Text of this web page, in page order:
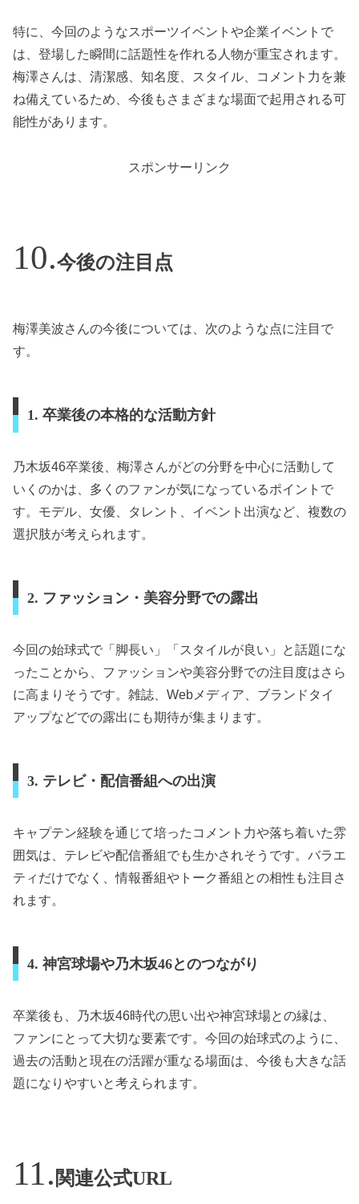
特に、今回のようなスポーツイベントや企業イベントで
は、登場した瞬間に話題性を作れる人物が重宝されます。
梅澤さんは、清潔感、知名度、スタイル、コメント力を兼
ね備えているため、今後もさまざまな場面で起用される可
能性があります。
スポンサーリンク
今後の注目点
梅澤美波さんの今後については、次のような点に注目で
す。
1. 卒業後の本格的な活動方針
乃木坂46卒業後、梅澤さんがどの分野を中心に活動して
いくのかは、多くのファンが気になっているポイントで
す。モデル、女優、タレント、イベント出演など、複数の
選択肢が考えられます。
2. ファッション・美容分野での露出
今回の始球式で「脚長い」「スタイルが良い」と話題にな
ったことから、ファッションや美容分野での注目度はさら
に高まりそうです。雑誌、Webメディア、ブランドタイ
アップなどでの露出にも期待が集まります。
3. テレビ・配信番組への出演
キャプテン経験を通じて培ったコメント力や落ち着いた雰
囲気は、テレビや配信番組でも生かされそうです。バラエ
ティだけでなく、情報番組やトーク番組との相性も注目さ
れます。
4. 神宮球場や乃木坂46とのつながり
卒業後も、乃木坂46時代の思い出や神宮球場との縁は、
ファンにとって大切な要素です。今回の始球式のように、
過去の活動と現在の活躍が重なる場面は、今後も大きな話
題になりやすいと考えられます。
関連公式URL